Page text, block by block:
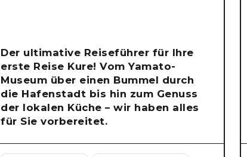
Der ultimative Reiseführer für Ihre
erste Reise Kure! Vom Yamato-
Museum über einen Bummel durch
die Hafenstadt bis hin zum Genuss
der lokalen Küche – wir haben alles
für Sie vorbereitet.